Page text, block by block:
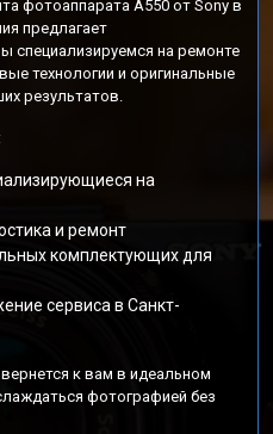
фотоаппарата A550 от Sony в
предлагает
специализируемся на ремонте
технологии и оригинальные
результатов.
на
и ремонт
комплектующих для
сервиса в Санкт-
к вам в идеальном
фотографией без